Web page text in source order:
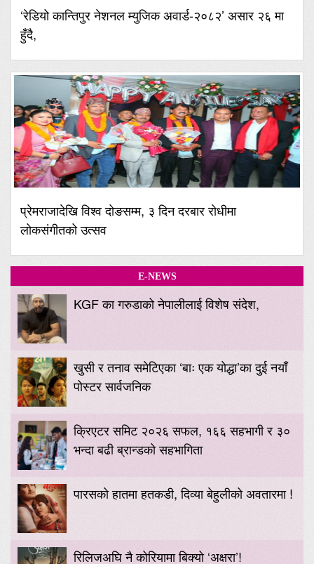
‘रेडियो कान्तिपुर नेशनल म्युजिक अवार्ड-२०८२’ असार २६ मा
हुँदै,
प्रेमराजादेखि विश्व दोङसम्म, ३ दिन दरबार रोधीमा
लोकसंगीतको उत्सव
E-NEWS
KGF का गरुडाको नेपालीलाई विशेष संदेश,
खुसी र तनाव समेटिएका ‘बाः एक योद्धा’का दुई नयाँ
पोस्टर सार्वजनिक
क्रिएटर समिट २०२६ सफल, १६६ सहभागी र ३०
भन्दा बढी ब्रान्डको सहभागिता
पारसको हातमा हतकडी, दिव्या बेहुलीको अवतारमा !
रिलिजअघि नै कोरियामा बिक्यो ‘अक्षरा’!